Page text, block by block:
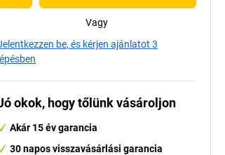
Vagy
be, és kérjen ajánlatot 3
lépésben
okok, hogy tőlünk vásároljon
Akár 15 év garancia
30 napos visszavásárlási garancia